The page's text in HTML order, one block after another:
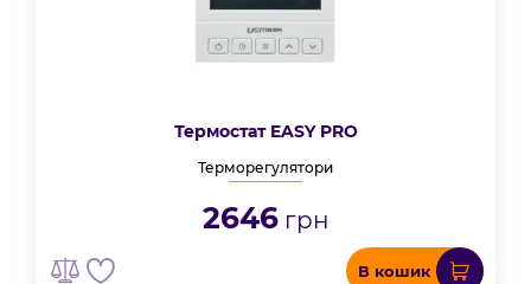
Термостат EASY PRO
Терморегулятори
2646грн
В кошик